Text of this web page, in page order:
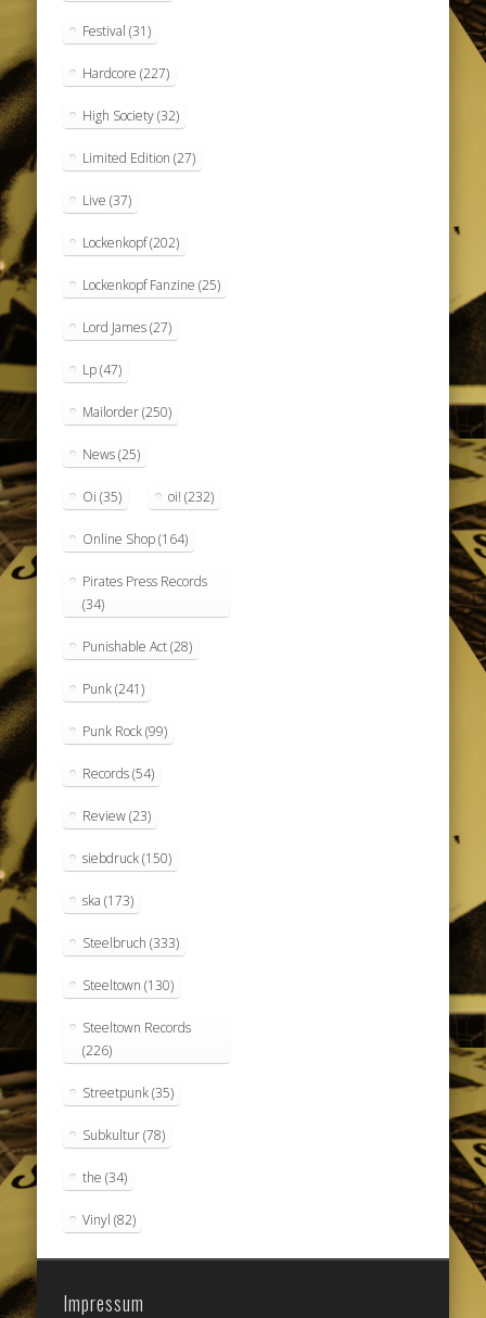
Festival (31)
Hardcore (227)
High Society(32)
Limited Edition (27)
Live (37)
Lockenkopf(202)
Lockenkopf Fanzine (25)
Lord James(27)
Lp(47)
Mailorder(250)
News(25)
Oi (35) oi! (232)
Online Shop(164)
Pirates Press Records
(34)
Punishable Act(28)
Punk(241)
Punk Rock(99)
Records(54)
Review(23)
siebdruck(150)
ska (173)
Steelbruch (333)
Steeltown (130)
Steeltown Records
(226)
Streetpunk(35)
Subkultur(78)
the (34)
Vinyl (82)
Impressum